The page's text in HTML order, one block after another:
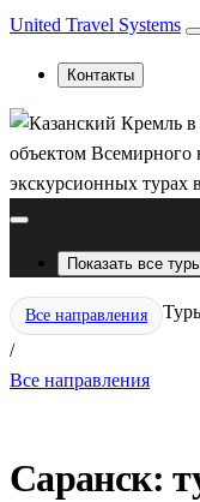
United Travel Systems
Контакты
Показать все
Все направления
/
Все направления
Саранск: